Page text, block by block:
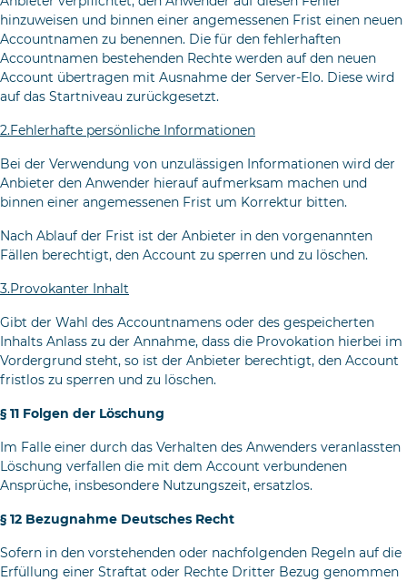
hinzuweisen und binnen einer angemessenen Frist einen neuen
Accountnamen zu benennen. Die für den fehlerhaften
Accountnamen bestehenden Rechte werden auf den neuen
Account übertragen mit Ausnahme der Server-Elo. Diese wird
auf das Startniveau zurückgesetzt.
2.Fehlerhafte persönliche Informationen
Bei der Verwendung von unzulässigen Informationen wird der
Anbieter den Anwender hierauf aufmerksam machen und
binnen einer angemessenen Frist um Korrektur bitten.
Nach Ablauf der Frist ist der Anbieter in den vorgenannten
Fällen berechtigt, den Account zu sperren und zu löschen.
3.Provokanter Inhalt
Gibt der Wahl des Accountnamens oder des gespeicherten
Inhalts Anlass zu der Annahme, dass die Provokation hierbei im
Vordergrund steht, so ist der Anbieter berechtigt, den Account
fristlos zu sperren und zu löschen.
§ 11 Folgen der Löschung
Im Falle einer durch das Verhalten des Anwenders veranlassten
Löschung verfallen die mit dem Account verbundenen
Ansprüche, insbesondere Nutzungszeit, ersatzlos.
§ 12 Bezugnahme Deutsches Recht
Sofern in den vorstehenden oder nachfolgenden Regeln auf die
Erfüllung einer Straftat oder Rechte Dritter Bezug genommen